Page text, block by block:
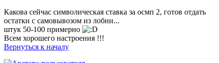
Какова сейчас символическая ставка за осмп 2, готов отдать
остатки с самовывозом из лобни...
штук 50-100 примерно
Всем хорошего настроения !!!
Вернуться к началу